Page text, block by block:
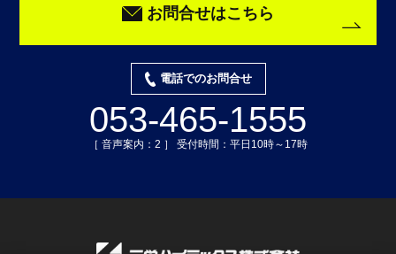
お問合せはこちら
電話でのお問合せ
053-465-1555
［ 音声案内：2 ］ 受付時間：平日10時～17時